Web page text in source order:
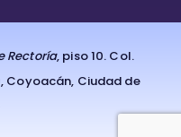
Rectoría, piso 10. Col.
Coyoacán, Ciudad de